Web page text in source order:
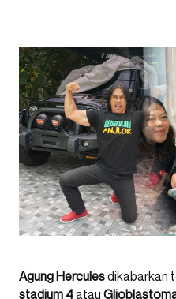
Agung Herculesdikabarkan
stadium 4atau